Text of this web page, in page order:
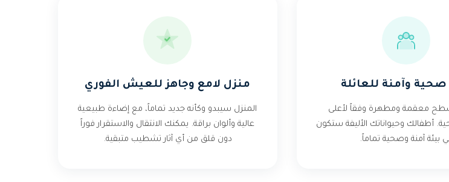
صحية وآمنة للعائلة
معقمة ومطهرة وفقاً لأعلى
أطفالك وحيواناتك الأليفة ستكون
بيئة آمنة وصحية تماماً.
منزل لامع وجاهز للعيش الفوري
المنزل سيبدو وكأنه جديد تماماً، مع إضاءة طبيعية
عالية وألوان براقة. يمكنك الانتقال والاستقرار فوراً
دون قلق من أي آثار تشطيب متبقية.